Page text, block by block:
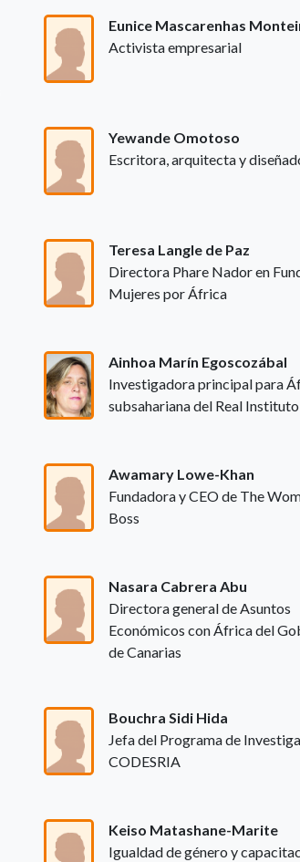
Eunice Mascarenhas
Activista empresarial
Yewande Omotoso
Escritora, arquitecta y
Teresa Langle de Paz
Directora Phare Nador en
Mujeres por África
Ainhoa Marín Egoscozábal
Investigadora principal para
subsahariana del Real
Awamary Lowe-Khan
Fundadora y CEO de The
Boss
Nasara Cabrera Abu
Directora general de Asuntos
Económicos con África del
de Canarias
Bouchra Sidi Hida
Jefa del Programa de
CODESRIA
Keiso Matashane-Marite
Igualdad de género y